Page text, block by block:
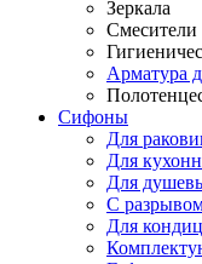
Зеркала
Смесители
Арматура
Сифоны
Для
Для
Для
С
Для